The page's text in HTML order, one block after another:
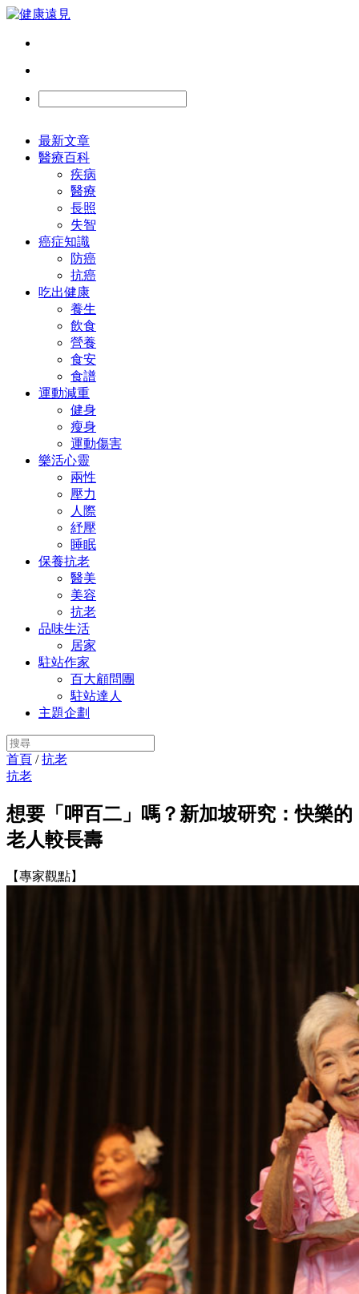
最新文章
醫療百科
疾病
醫療
長照
失智
癌症知識
防癌
抗癌
吃出健康
養生
飲食
營養
食安
食譜
運動減重
健身
瘦身
運動傷害
樂活心靈
兩性
壓力
人際
紓壓
睡眠
保養抗老
醫美
美容
抗老
品味生活
居家
駐站作家
百大顧問團
駐站達人
主題企劃
首頁 /抗老
抗老
想要「呷百二」嗎？新加坡研究：快樂的
老人較長壽
【專家觀點】